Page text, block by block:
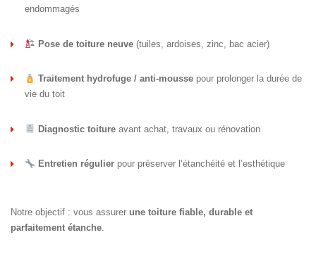
endommagés
Pose de toiture neuve(tuiles, ardoises, zinc, bac acier)
Traitement hydrofuge / anti-moussepour prolonger la durée de
vie du toit
Diagnostic toitureavant achat, travaux ou rénovation
Entretien régulierpour préserver l’étanchéité et l’esthétique
Notre objectif : vous assurer une toiture fiable, durable et
parfaitement étanche.